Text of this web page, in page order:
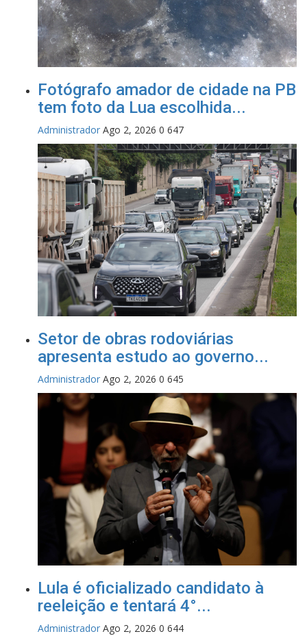
Fotógrafo amador de cidade na PB
tem foto da Lua escolhida...
Administrador Ago 2, 2026 0 647
Setor de obras rodoviárias
apresenta estudo ao governo...
Administrador Ago 2, 2026 0 645
Lula é oficializado candidato à
reeleição e tentará 4°...
Administrador Ago 2, 2026 0 644